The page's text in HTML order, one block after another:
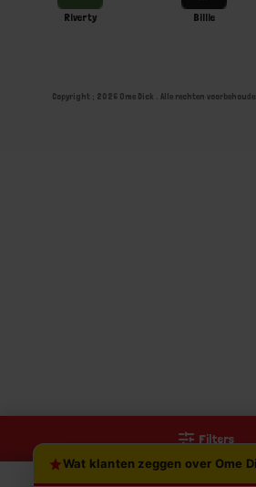
Filters
Riverty Billie
Copyright ; 2026 Ome Dick . Alle rechten
Wat klanten zeggen over Ome